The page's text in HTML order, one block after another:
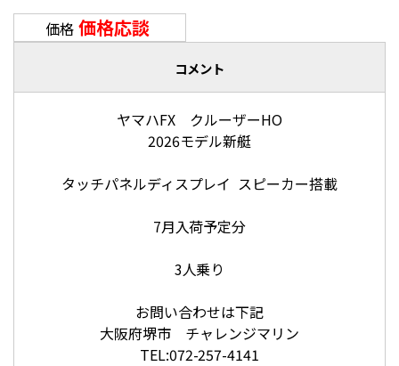
価格 価格応談
コメント
ヤマハFX クルーザーHO
2026モデル新艇
タッチパネルディスプレイ スピーカー搭載
7月入荷予定分
3人乗り
お問い合わせは下記
大阪府堺市 チャレンジマリン
TEL:072-257-4141